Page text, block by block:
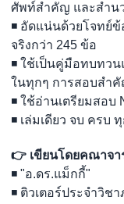
ศัพท์สำคัญ และสำน
◾ อัดแน่นด้วยโจทย์
จริงกว่า 245 ข้อ
◾ ใช้เป็นคู่มือทบทว
ในทุกๆ การสอบสำ
◾ ใช้อ่านเตรียมสอ
◾ เล่มเดียว จบ ครบ
👉 เขียนโดยคณาจา
◾ "อ.ดร.แม็กกี้"
◾ ติวเตอร์ประจำวิช